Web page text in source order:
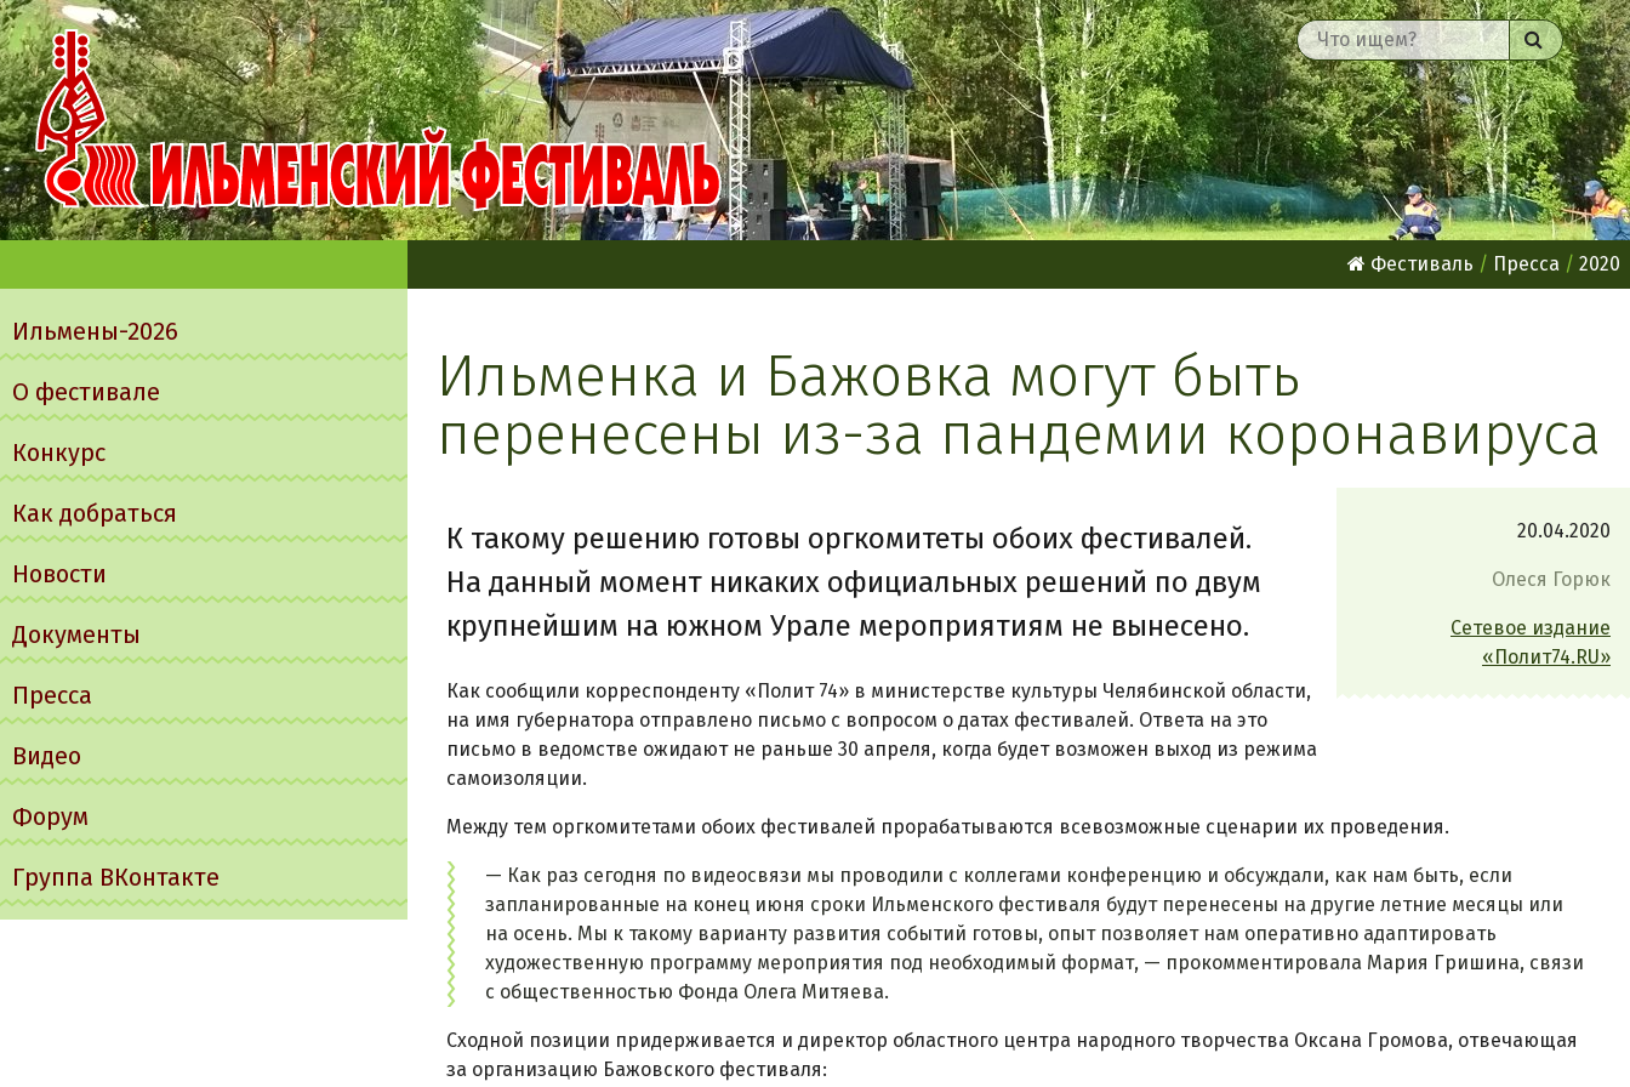
Найти
меню
Ильмены-2026
О фестивале
Конкурс
Как добраться
Новости
Документы
Пресса
Видео
Форум
Группа ВКонтакте
Фестиваль Пресса 2020
Ильменка и Бажовка могут быть
перенесены из-за пандемии коронавируса
20.04.2020
Олеся Горюк
Сетевое издание
«Полит74.RU»
К такому решению готовы оргкомитеты обоих фестивалей.
На данный момент никаких официальных решений по двум
крупнейшим на южном Урале мероприятиям не вынесено.
Как сообщили корреспонденту «Полит 74» в министерстве культуры Челябинской области,
на имя губернатора отправлено письмо с вопросом о датах фестивалей. Ответа на это
письмо в ведомстве ожидают не раньше 30 апреля, когда будет возможен выход из режима
самоизоляции.
Между тем оргкомитетами обоих фестивалей прорабатываются всевозможные сценарии их проведения.
— Как раз сегодня по видеосвязи мы проводили с коллегами конференцию и обсуждали, как нам быть, если
запланированные на конец июня сроки Ильменского фестиваля будут перенесены на другие летние месяцы или
на осень. Мы к такому варианту развития событий готовы, опыт позволяет нам оперативно адаптировать
художественную программу мероприятия под необходимый формат, — прокомментировала Мария Гришина, связи
с общественностью Фонда Олега Митяева.
Сходной позиции придерживается и директор областного центра народного творчества Оксана Громова, отвечающая
за организацию Бажовского фестиваля: